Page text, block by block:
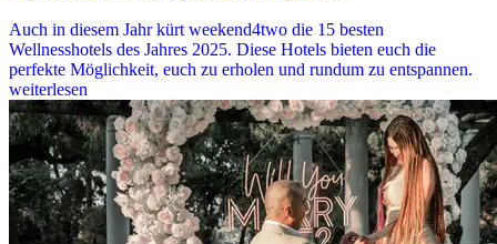
Auch in diesem Jahr kürt weekend4two die 15 besten
Wellnesshotels des Jahres 2025. Diese Hotels bieten euch die
perfekte Möglichkeit, euch zu erholen und rundum zu entspannen.
weiterlesen